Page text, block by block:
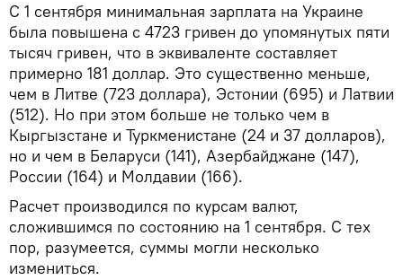
С 1 сентября минимальная зарплата на Украине
была повышена с 4723 гривен до упомянутых пяти
тысяч гривен, что в эквиваленте составляет
примерно 181 доллар. Это существенно меньше,
чем в Литве (723 доллара), Эстонии (695) и Латвии
(512). Но при этом больше не только чем в
Кыргызстане и Туркменистане (24 и 37 долларов),
но и чем в Беларуси (141), Азербайджане (147),
России (164) и Молдавии (166).
Расчет производился по курсам валют,
сложившимся по состоянию на 1 сентября. С тех
пор, разумеется, суммы могли несколько
измениться.